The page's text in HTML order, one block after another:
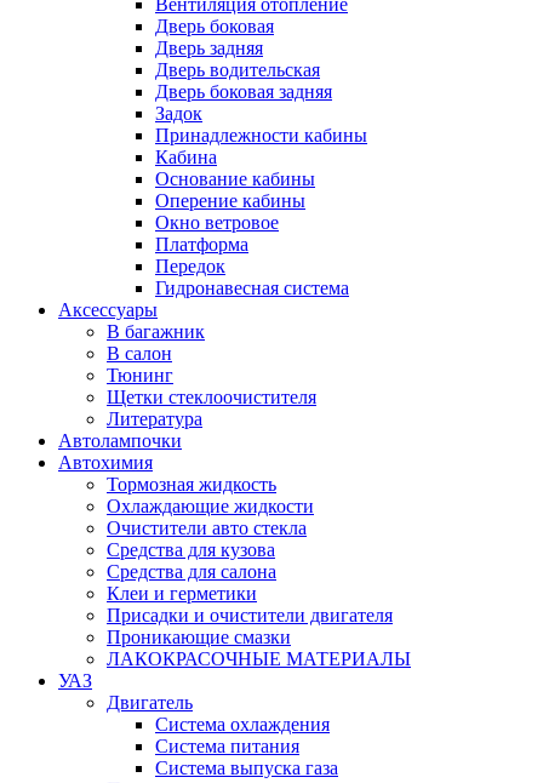
Вентиляция отопление
Дверь боковая
Дверь задняя
Дверь водительская
Дверь боковая задняя
Задок
Принадлежности кабины
Кабина
Основание кабины
Оперение кабины
Окно ветровое
Платформа
Передок
Гидронавесная система
Аксессуары
В багажник
В салон
Тюнинг
Щетки стеклоочистителя
Литература
Автолампочки
Автохимия
Тормозная жидкость
Охлаждающие жидкости
Очистители авто стекла
Средства для кузова
Средства для салона
Клеи и герметики
Присадки и очистители двигателя
Проникающие смазки
ЛАКОКРАСОЧНЫЕ МАТЕРИАЛЫ
УАЗ
Двигатель
Система охлаждения
Система питания
Система выпуска газа